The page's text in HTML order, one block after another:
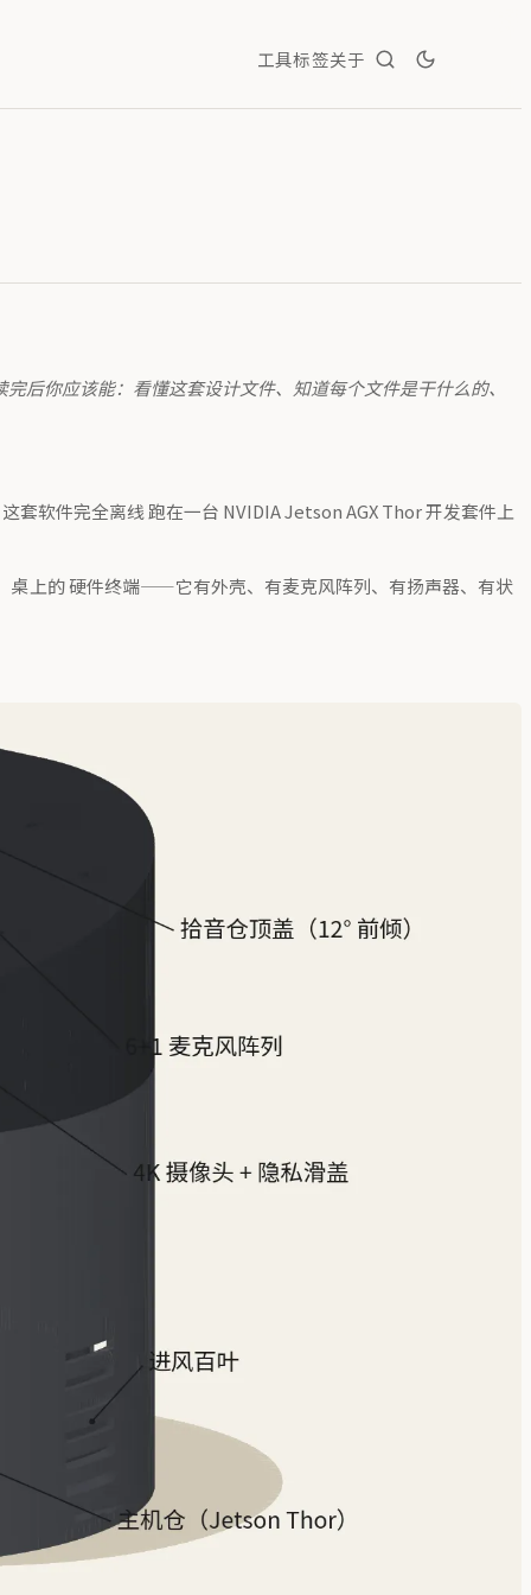
工具标签关于
后你应该能：看懂这套设计文件、知道每个文件是干什么的、
套软件完全离线 跑在一台 NVIDIA Jetson AGX Thor 开发套件上
桌上的 硬件终端——它有外壳、有麦克风阵列、有扬声器、有状